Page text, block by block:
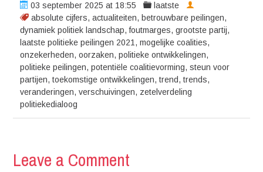
03 september 2025 at 18:55
laatste
absolute cijfers,actualiteiten, betrouwbare peilingen,
dynamiek politiek landschap,foutmarges,grootste partij,
laatste politieke peilingen 2021 ,mogelijke coalities,
onzekerheden,oorzaken,politieke ontwikkelingen,
politieke peilingen,potentiële coalitievorming,steun voor
partijen,toekomstige ontwikkelingen,trend,trends,
veranderingen,verschuivingen, zetelverdeling
politiekedialoog
Leave a Comment